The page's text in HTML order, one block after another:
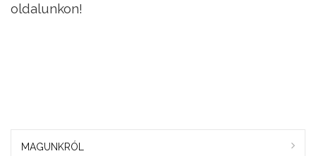
oldalunkon!
MAGUNKRÓL